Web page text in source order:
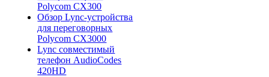
Polycom CX300
Обзор Lync-устройства
для переговорных
Polycom CX3000
Lync совместимый
телефон AudioCodes
420HD